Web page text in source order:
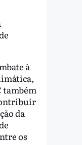
à
também
da
os